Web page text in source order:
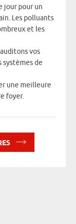
jour pour un
Les polluants
et les
vos
de
une meilleure
foyer.